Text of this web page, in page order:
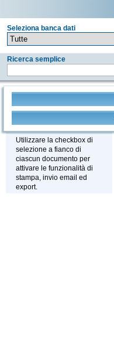
Seleziona banca dati
Ricerca semplice
Stampa - Email - Export
Utilizzare la checkbox di
selezione a fianco di
ciascun documento per
attivare le funzionalità di
stampa, invio email ed
export.